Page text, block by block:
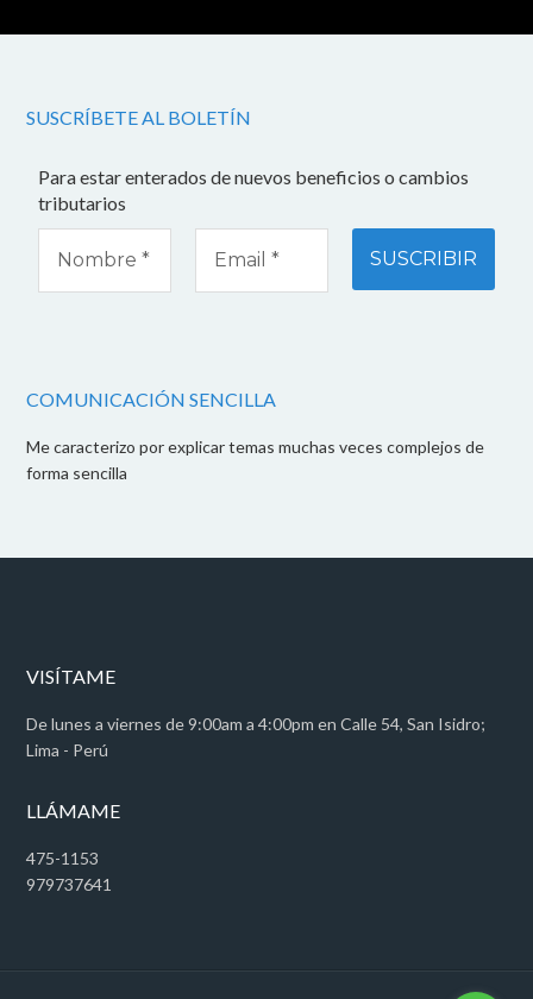
SUSCRÍBETE AL BOLETÍN
Para estar enterados de nuevos beneficios o cambios
tributarios
COMUNICACIÓN SENCILLA
Me caracterizo por explicar temas muchas veces complejos de
forma sencilla
VISÍTAME
De lunes a viernes de 9:00am a 4:00pm en Calle 54, San Isidro;
Lima - Perú
LLÁMAME
475-1153
979737641